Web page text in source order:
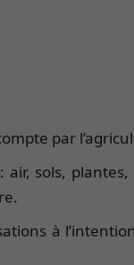
par
sols,
à